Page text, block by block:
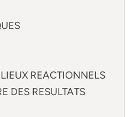
REACTIONNELS
DES RESULTATS